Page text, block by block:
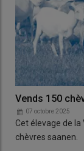
Vends 150
07 octobre 2025
Cet élevage de
chèvres saanen.